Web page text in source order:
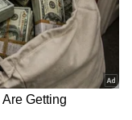
ഫലം കണ്ടു, ദി
മുൻ എഡിറ്റർ
പുതുക്കി